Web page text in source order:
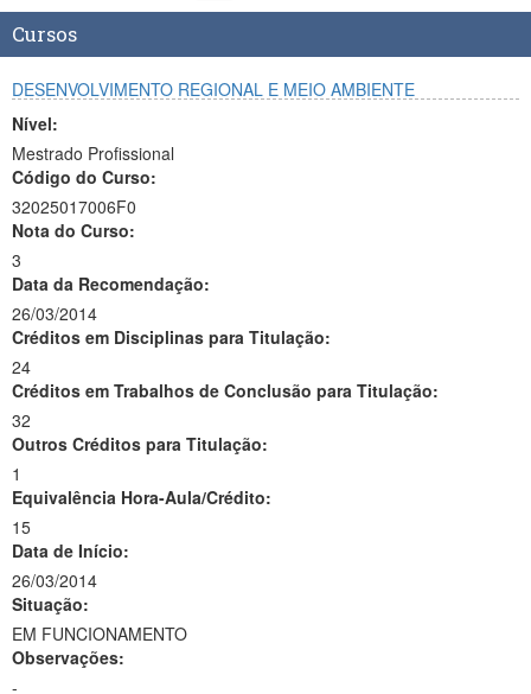
Cursos
DESENVOLVIMENTO REGIONAL E MEIO AMBIENTE
Nível:
Mestrado Profissional
Código do Curso:
32025017006F0
Nota do Curso:
3
Data da Recomendação:
26/03/2014
Créditos em Disciplinas para Titulação:
24
Créditos em Trabalhos de Conclusão para Titulação:
32
Outros Créditos para Titulação:
1
Equivalência Hora-Aula/Crédito:
15
Data de Início:
26/03/2014
Situação:
EM FUNCIONAMENTO
Observações:
-